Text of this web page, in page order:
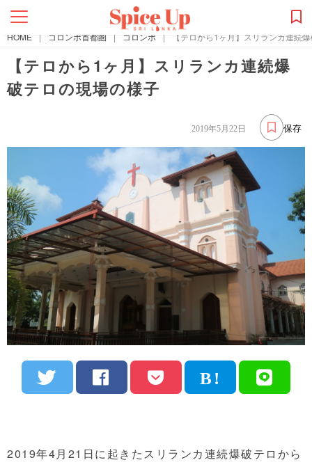
HOME | コロンボ首都圏 | コロンボ | 【テロから1ヶ月】スリランカ連続
【テロから1ヶ月】スリランカ連続爆
破テロの現場の様子
保存
2019年5月22日
2019年4月21日に起きたスリランカ連続爆破テロから